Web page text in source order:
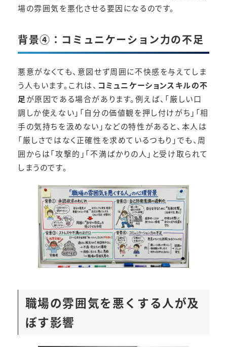
場の雰囲気を悪化させる要因になるのです。
背景④：コミュニケーション力の不足
悪意がなくても、意図せず周囲に不快感を与えてしま
う人もいます。これは、 コミュニケーションスキルの不
足が原因である場合があります。例えば、「厳しい口
調しか使えない」「自分の価値観を押し付けがち」「相
手の気持ちを汲めない」などの特性があると、本人は
「厳しさではなく正確性を求めているつもり」でも、周
囲からは「攻撃的」「不満ばかりの人」と受け取られて
しまうのです。
職場の雰囲気を悪くする人が及
ぼす影響